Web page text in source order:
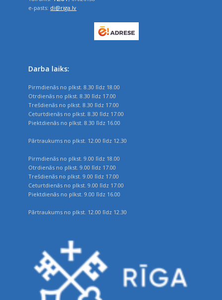
e-pasts: di@riga.lv
Darba laiks:
Pirmdienās no plkst. 8.30 līdz 18.00
Otrdienās no plkst. 8.30 līdz 17.00
Trešdienās no plkst. 8.30 līdz 17.00
Ceturtdienās no plkst. 8.30 līdz 17.00
Piektdienās no plkst. 8.30 līdz 16.00
Pārtraukums no plkst. 12.00 līdz 12.30
Pirmdienās no plkst. 9.00 līdz 18.00
Otrdienās no plkst. 9.00 līdz 17.00
Trešdienās no plkst. 9.00 līdz 17.00
Ceturtdienās no plkst. 9.00 līdz 17.00
Piektdienās no plkst. 9.00 līdz 16.00
Pārtraukums no plkst. 12.00 līdz 12.30